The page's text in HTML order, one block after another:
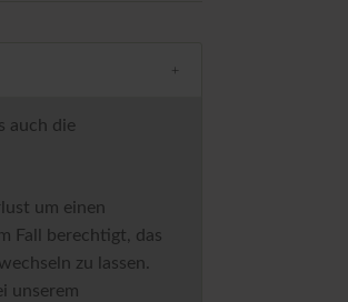
auch die
um einen
Fall berechtigt, das
zu lassen.
unserem